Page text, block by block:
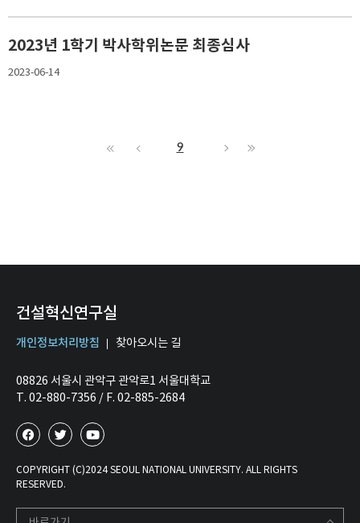
2023년 1학기 박사학위논문 최종심사
2023-06-14
9
건설혁신연구실
개인정보처리방침 찾아오시는 길
08826 서울시 관악구 관악로1 서울대학교
T. 02-880-7356 / F. 02-885-2684
COPYRIGHT (C)2024 SEOUL NATIONAL UNIVERSITY. ALL RIGHTS
RESERVED.